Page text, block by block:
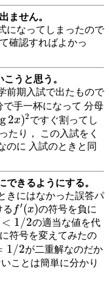
ません。
になってしまったので
確認すればよかっ
うと思う。
前期入試で出たもので
で手一杯になって 分母
2x)2
2x)2ですぐ割ってし
たり， この入試をく
のに 入試のときと同
きるようにする。
きにはなかった誤答パ
る f′(x)
f′(x) の符号を負に
< 1/2
2
の適当な値を代
符号を変えてみたの
1/2
/2
が二重解なのだか
ことは簡単に分かり